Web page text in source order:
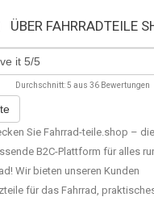
ÜBER FAHRRADTEILE
Durchschnitt:5 aus 36Bewertungen
Sie Fahrrad-teile.shop – die
B2C-Plattform für alles
Wir bieten unseren Kunden
für das Fahrrad,